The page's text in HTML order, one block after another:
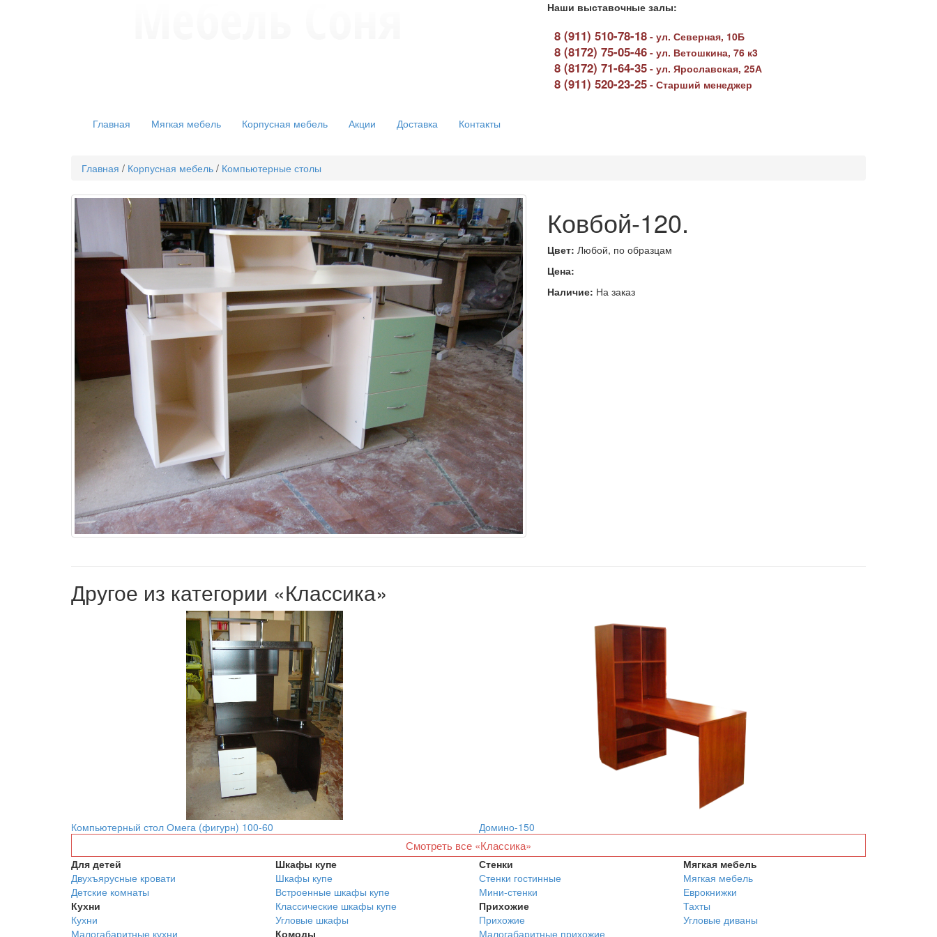
Наши выставочные залы:
8 (911) 510-78-18- ул. Северная, 10Б
8 (8172) 75-05-46- ул. Ветошкина, 76 к3
8 (8172) 71-64-35- ул. Ярославская, 25А
8 (911) 520-23-25- Старший менеджер
Главная Мягкая мебель Корпусная мебель Акции Доставка Контакты
Главная / Корпусная мебель / Компьютерные столы
Ковбой-120.
Цвет: Любой, по образцам
Цена:
Наличие: На заказ
Другое из категории «Классика»
Компьютерный стол Омега (фигурн) 100-60 Домино-150
Смотреть все «Классика»
Для детей
Двухъярусные кровати
Детские комнаты
Кухни
Кухни
Малогабаритные кухни
Шкафы купе
Шкафы купе
Встроенные шкафы купе
Классические шкафы купе
Угловые шкафы
Комоды
Стенки
Стенки гостинные
Мини-стенки
Прихожие
Прихожие
Малогабаритные прихожие
Мягкая мебель
Мягкая мебель
Еврокнижки
Тахты
Угловые диваны